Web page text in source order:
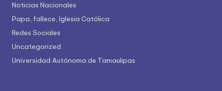
Noticias Nacionales
Papa, fallece, Iglesia Católica
Redes Sociales
Uncategorized
Universidad Autónoma de Tamaulipas